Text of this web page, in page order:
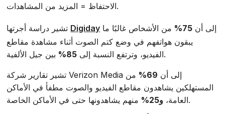
الاحتفاظ = المزيد من المشاهدات.
Digiday إلى أن 75%
من الأشخاص غالبًا ما
يبقون هواتفهم في وضع كتم الصوت أثناء مشاهدة مقاطع
الفيديو، وترتفع النسبة إلى 85% بين جيل الألفية.
تشير تقارير شركة Verizon Media إلى أن 69%
من
المستهلكين يشاهدون مقاطع الفيديو والصوت مطفأ في الأماكن
العامة، و25% منهم يشاهدونها حتى في الأماكن الخاصة.